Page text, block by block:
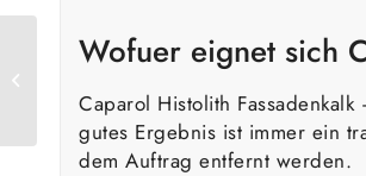
Wofuer eignet sich
Caparol Histolith
gutes Ergebnis ist immer ein
dem Auftrag entfernt werden.
Caparol Histolith